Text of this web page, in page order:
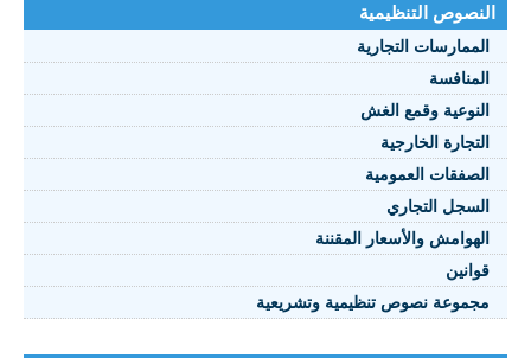
النصوص التنظيمية
الممارسات التجارية
المنافسة
النوعية وقمع الغش
التجارة الخارجية
الصفقات العمومية
السجل التجاري
الهوامش والأسعار المقننة
قوانين
مجموعة نصوص تنظيمية وتشريعية